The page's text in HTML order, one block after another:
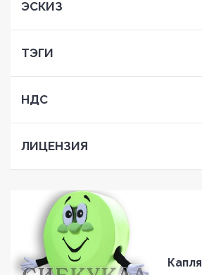
ЭСКИЗ
ТЭГИ
НДС
ЛИЦЕНЗИЯ
Капля